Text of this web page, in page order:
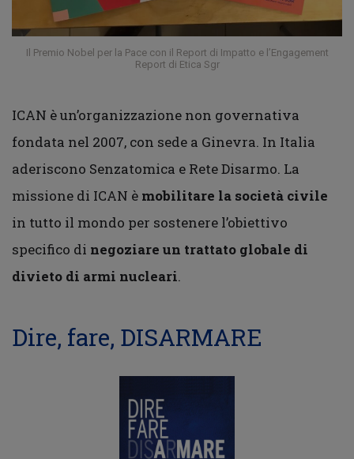
Il Premio Nobel per la Pace con il Report di Impatto e l’Engagement
Report di Etica Sgr
ICAN è un’organizzazione non governativa
fondata nel 2007, con sede a Ginevra. In Italia
aderiscono Senzatomica e Rete Disarmo. La
missione di ICAN è mobilitare la società civile
in tutto il mondo per sostenere l’obiettivo
specifico di negoziare un trattato globale di
divieto di armi nucleari.
Dire, fare, DISARMARE